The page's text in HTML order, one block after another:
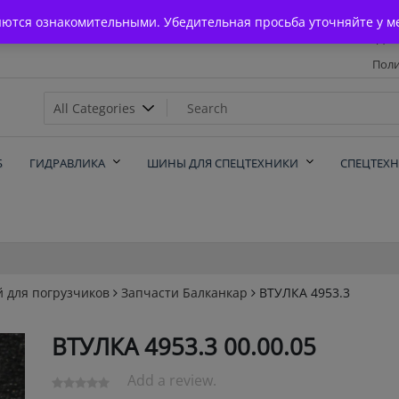
ознакомительными. Убедительная просьба уточняйте у
ГИДРАВЛИКА ШИНЫ ДЛЯ СПЕЦТЕХНИКИ
для погрузчиков Запчасти Балканкар
ВТУЛКА 4953.3
ВТУЛКА 4953.3 00.00.05
Add a review.